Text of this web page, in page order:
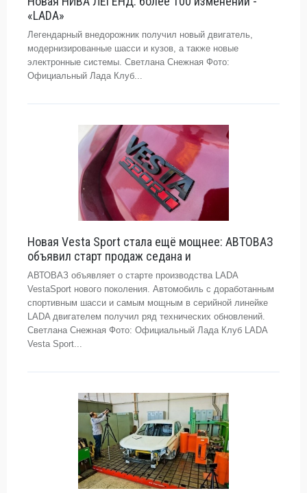
«LADA»
Легендарный внедорожник получил новый двигатель,
модернизированные шасси и кузов, а также новые
электронные системы. Светлана Снежная Фото:
Официальный Лада Клуб...
Новая Vesta Sport стала ещё мощнее: АВТОВАЗ
объявил старт продаж седана и
АВТОВАЗ объявляет о старте производства LADA
VestaSport нового поколения. Автомобиль с доработанным
спортивным шасси и самым мощным в серийной линейке
LADA двигателем получил ряд технических обновлений.
Светлана Снежная Фото: Официальный Лада Клуб LADA
Vesta Sport...